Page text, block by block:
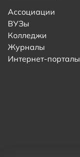
Ассоциации
ВУЗы
Колледжи
Журналы
Интернет-порталы